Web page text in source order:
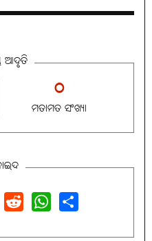
ଆଦୃତି
୦
ମତାମତ ସଂଖ୍ୟା